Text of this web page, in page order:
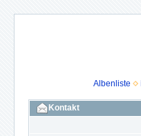
Albenliste
Kontakt